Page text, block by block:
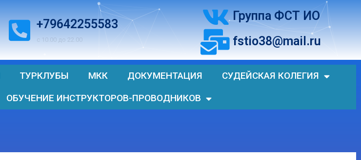
+79642255583
с 10.00 до 22.00
Группа ФСТ ИО
fstio38@mail.ru
ТУРКЛУБЫ МКК ДОКУМЕНТАЦИЯ
СУДЕЙСКАЯ КОЛЕГИЯ
ОБУЧЕНИЕ ИНСТРУКТОРОВ-ПРОВОДНИКОВ